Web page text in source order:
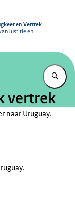
en Vertrek
Justitie en
vertrek
naar Uruguay.